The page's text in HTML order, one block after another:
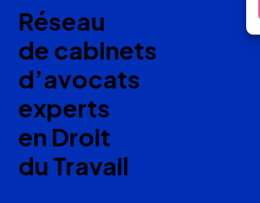
Réseau
de cabinets
d’avocats
experts
en Droit
du Travail